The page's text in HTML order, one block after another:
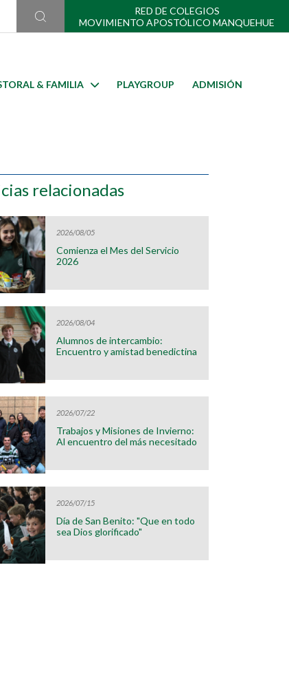
RED DE COLEGIOS
MOVIMIENTO APOSTÓLICO MANQUEHUE
& FAMILIA PLAYGROUP ADMISIÓN
relacionadas
2026/08/05
Comienza el Mes del Servicio
2026
2026/08/04
Alumnos de intercambio:
Encuentro y amistad benedictina
2026/07/22
Trabajos y Misiones de Invierno:
Al encuentro del más necesitado
2026/07/15
Día de San Benito: "Que en todo
sea Dios glorificado"